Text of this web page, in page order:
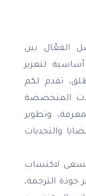
الفعّال بين
أساسية لتعزيز
تقدم لكم
المتخصصة
وتطوير
والتحديات
لاكتساب
جودة الترجمة،